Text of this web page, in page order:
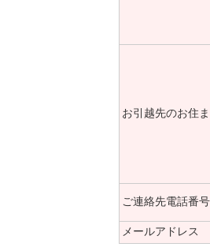
お引越先のお住
ご連絡先電話番号
メールアドレス